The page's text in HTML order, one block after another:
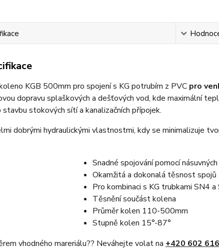
KGB 500mm pro spojení s KG potrubím z PVC pro
dopravu splaškových a dešťových vod, kde maximální
stavbu stokových sítí a kanalizačních přípojek.
dobrými hydraulickými vlastnostmi, kdy se minimalizuje
Snadné spojování pomocí
Okamžitá a dokonalá těsnost spojů
Pro kombinaci s KG trubkami SN4 a
Těsnění součást kolena
Průměr kolen 110-500mm
Stupně kolen 15°-87°
vhodného mareriálu?? Neváhejte volat na +420 602